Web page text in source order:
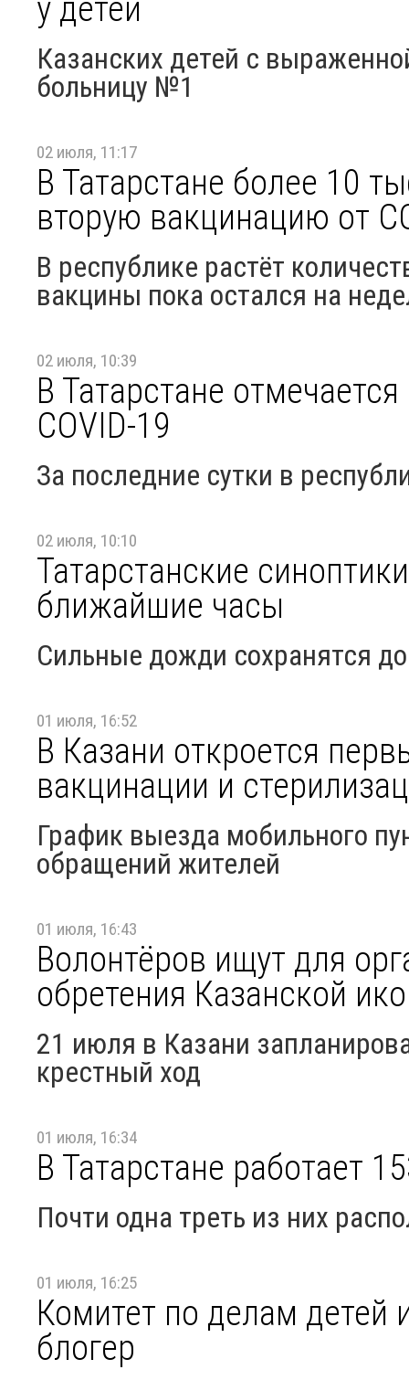
у детей
Казанских детей с
больницу №1
02 июля, 11:17
В Татарстане более 10
вторую вакцинацию от
В республике растёт
вакцины пока остался на
02 июля, 10:39
В Татарстане
COVID-19
За последние сутки в
02 июля, 10:10
Татарстанские
ближайшие часы
Сильные дожди сохранятся
01 июля, 16:52
В Казани откроется
вакцинации и
График выезда мобильного
обращений жителей
01 июля, 16:43
Волонтёров ищут для
обретения Казанской
21 июля в Казани
крестный ход
01 июля, 16:34
В Татарстане работает
Почти одна треть из них
01 июля, 16:25
Комитет по делам детей
блогер